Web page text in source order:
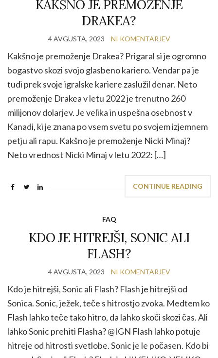
KAKŠNO JE PREMOŽENJE
DRAKEA?
4 AVGUSTA, 2023 NI KOMENTARJEV
Kakšno je premoženje Drakea? Prigaral si je ogromno
bogastvo skozi svojo glasbeno kariero. Vendar pa je
tudi prek svoje igralske kariere zaslužil denar. Neto
premoženje Drakea v letu 2022 je trenutno 260
milijonov dolarjev. Je velika in uspešna osebnost v
Kanadi, ki je znana po vsem svetu po svojem izjemnem
petju ali rapu. Kakšno je premoženje Nicki Minaj?
Neto vrednost Nicki Minaj v letu 2022: […]
CONTINUE READING
FAQ
KDO JE HITREJŠI, SONIC ALI
FLASH?
4 AVGUSTA, 2023 NI KOMENTARJEV
Kdo je hitrejši, Sonic ali Flash? Flash je hitrejši od
Sonica. Sonic, ježek, teče s hitrostjo zvoka. Medtem ko
Flash lahko teče tako hitro, da lahko skoči skozi čas. Ali
lahko Sonic prehiti Flasha? @IGN Flash lahko potuje
hitreje od hitrosti svetlobe. Sonic je le počasen. Kdo bi